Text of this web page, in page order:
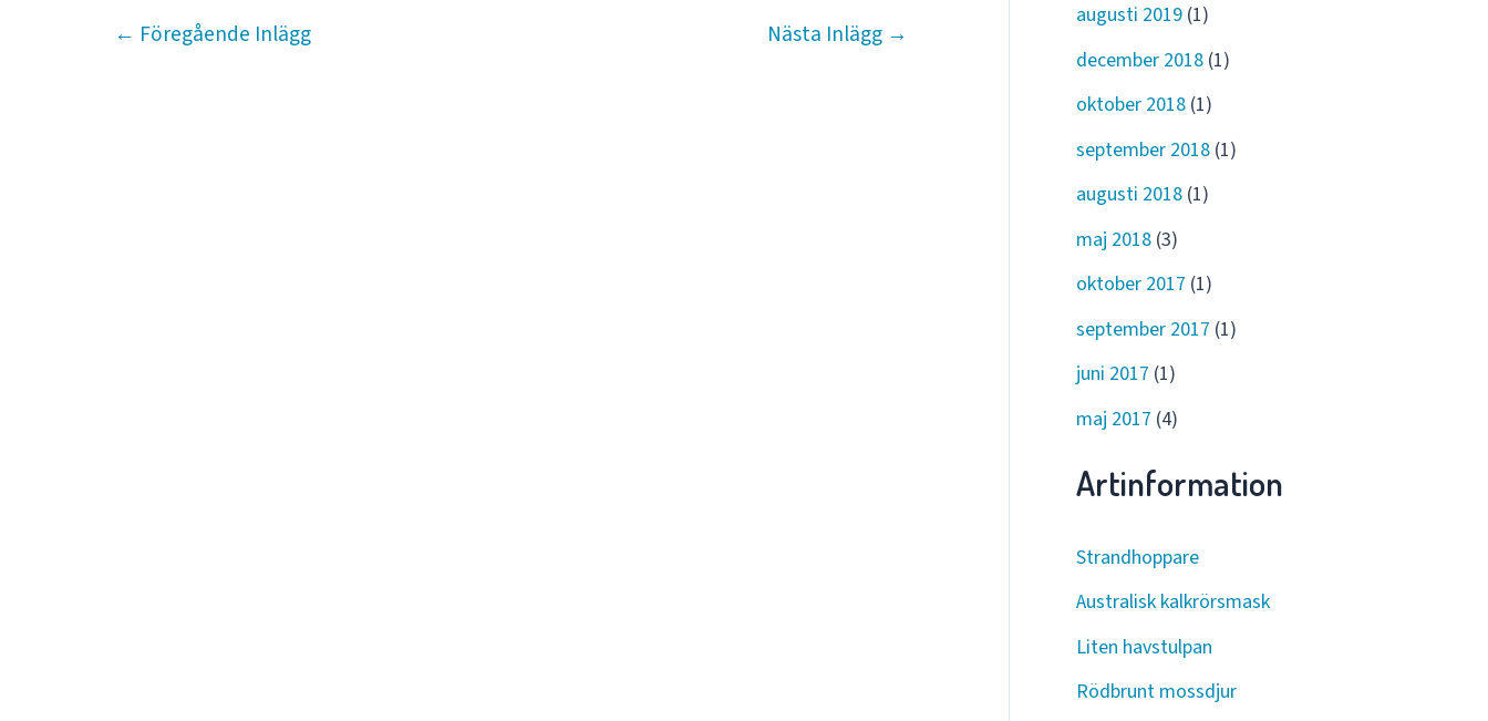
Inläggsnavigering
← Föregående Inlägg Nästa Inlägg →
augusti 2019 (1)
december 2018 (1)
oktober 2018 (1)
september 2018 (1)
augusti 2018 (1)
maj 2018 (3)
oktober 2017 (1)
september 2017 (1)
juni 2017 (1)
maj 2017 (4)
Artinformation
Strandhoppare
Australisk kalkrörsmask
Liten havstulpan
Rödbrunt mossdjur